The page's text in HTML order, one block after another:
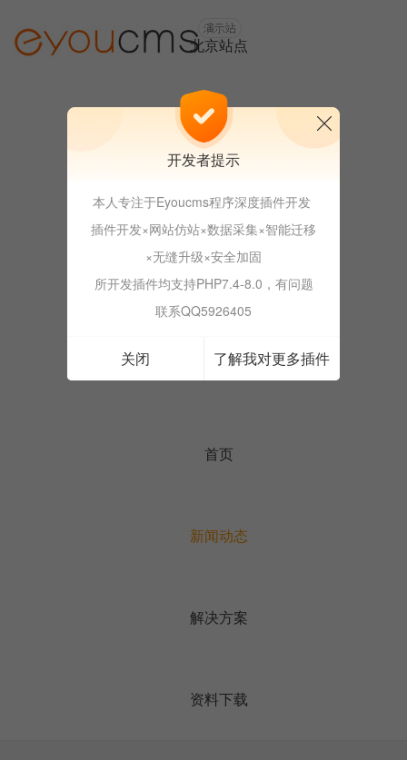
北京站点
上海站点
成都站点
深圳站点
长沙站点
首页
新闻动态
解决方案
资料下载
开发者提示
本人专注于Eyoucms程序深度插件开发
插件开发×网站仿站×数据采集×智能迁移
×无缝升级×安全加固
所开发插件均支持PHP7.4-8.0，有问题
联系QQ5926405
关闭 了解我对更多插件